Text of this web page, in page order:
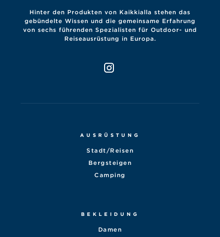
Hinter den Produkten von Kaikkialla stehen das
gebündelte Wissen und die gemeinsame Erfahrung
von sechs führenden Spezialisten für Outdoor- und
Reiseausrüstung in Europa.
AUSRÜSTUNG
Stadt/Reisen
Bergsteigen
Camping
BEKLEIDUNG
Damen